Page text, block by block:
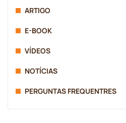
ARTIGO
E-BOOK
VÍDEOS
NOTÍCIAS
PERGUNTAS FREQUENTRES